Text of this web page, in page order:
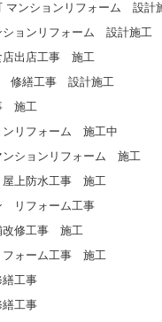
マンションリフォーム 設計
ションリフォーム 設計施工
店出店工事 施工
修繕工事 設計施工
施工
ンリフォーム 施工中
ンションリフォーム 施工
上防水工事 施工
リフォーム工事
改修工事 施工
フォーム工事 施工
工事
繕工事